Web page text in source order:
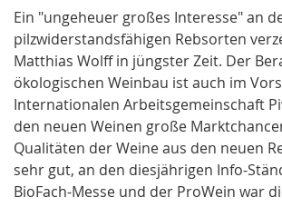
Ein "ungeheuer großes Interesse" an
pilzwiderstandsfähigen Rebsorten
Matthias Wolff in jüngster Zeit. Der
ökologischen Weinbau ist auch im
Internationalen Arbeitsgemeinschaft
den neuen Weinen große
Qualitäten der Weine aus den neuen
sehr gut, an den diesjährigen Info-
BioFach-Messe und der ProWein war